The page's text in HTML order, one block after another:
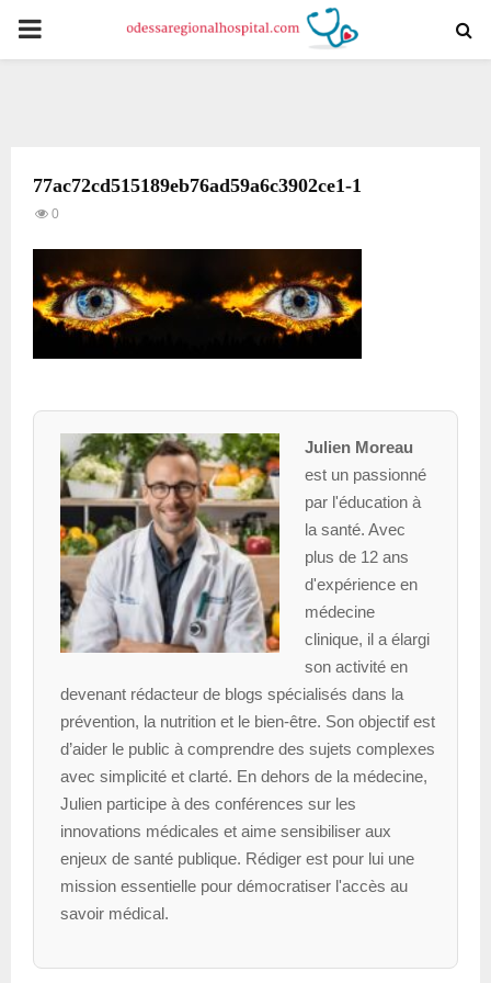
PRIMARY
77ac72cd515189eb76ad59a6c3902ce1-1
0
Julien Moreau
est un passionné
par l'éducation à
la santé. Avec
plus de 12 ans
d'expérience en
médecine
clinique, il a élargi
son activité en
devenant rédacteur de blogs spécialisés dans la
prévention, la nutrition et le bien-être. Son objectif est
d’aider le public à comprendre des sujets complexes
avec simplicité et clarté. En dehors de la médecine,
Julien participe à des conférences sur les
innovations médicales et aime sensibiliser aux
enjeux de santé publique. Rédiger est pour lui une
mission essentielle pour démocratiser l'accès au
savoir médical.